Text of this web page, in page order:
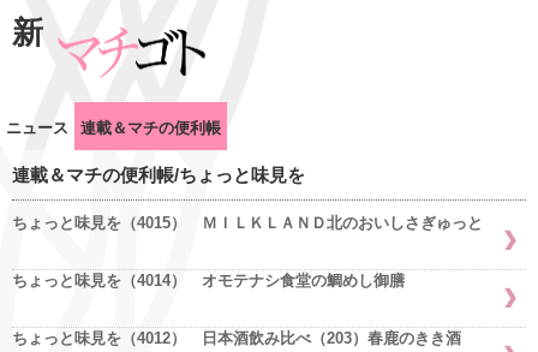
新
ニュース 連載＆マチの便利帳
連載＆マチの便利帳/ちょっと味見を
ちょっと味見を（4015） ＭＩＬＫＬＡＮＤ北のおいしさぎゅっと
ちょっと味見を（4014） オモテナシ食堂の鯛めし御膳
ちょっと味見を（4012） 日本酒飲み比べ（203）春鹿のきき酒